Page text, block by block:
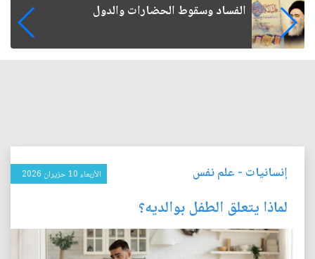
رواتب الموظفين على صفيح ساخن
إنسانيات - علم نفس الأربعاء 10 حزيران 2026
لماذا يتعلق الطفل بوالديه؟